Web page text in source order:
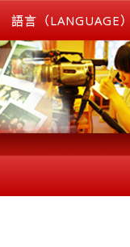
語言（LANGUAGE）